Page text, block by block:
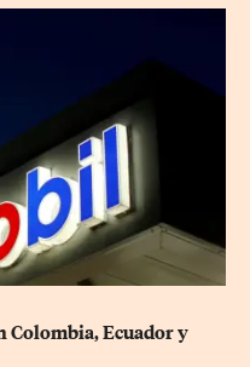
Colombia, Ecuador y